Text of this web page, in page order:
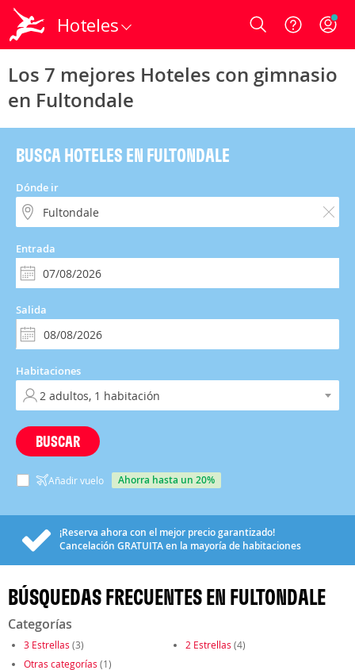
Hoteles Login
Los 7 mejores Hoteles con gimnasio
en Fultondale
BUSCA HOTELES EN FULTONDALE
Dónde ir
Entrada
Salida
Habitaciones
BUSCAR
Añadir vuelo ahorra hasta un 20%
¡Reserva ahora con el mejor precio garantizado!
Cancelación GRATUITAen la mayoría de habitaciones
BÚSQUEDAS FRECUENTES EN FULTONDALE
Categorías
3 Estrellas (3) 2 Estrellas (4)
Otras categorías (1)